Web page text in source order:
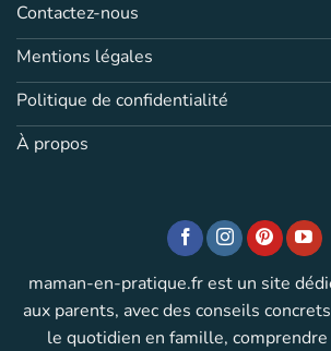
Contactez-nous
Mentions légales
Politique de confidentialité
À propos
maman-en-pratique.fr est un site
aux parents, avec des conseils
le quotidien en famille,